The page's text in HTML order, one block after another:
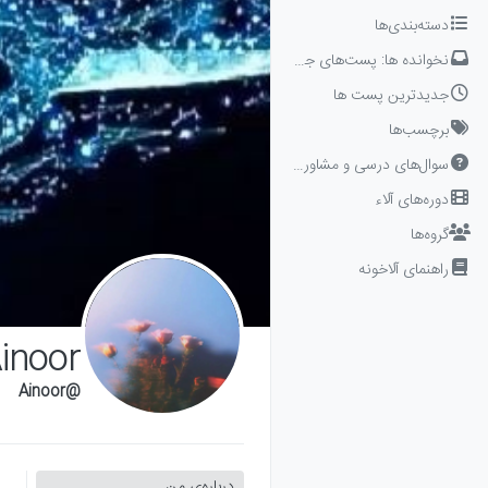
Skip to content
دسته‌بندی‌ها
نخوانده ها: پست‌های جدید برای شما
جدیدترین پست ها
برچسب‌ها
سوال‌های درسی و مشاوره‌ای
دوره‌های آلاء
گروه‌ها
راهنمای آلاخونه
@Ainoor